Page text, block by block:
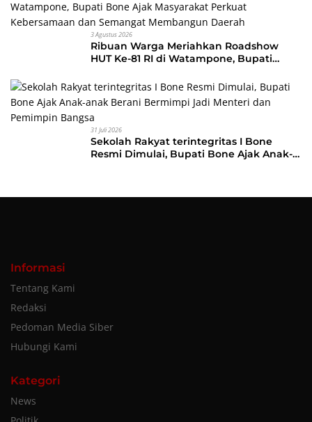
3 Agustus 2026
Ribuan Warga Meriahkan Roadshow
HUT Ke-81 RI di Watampone, Bupati
Kebersamaan dan Semangat
Membangun Daerah
31 Juli 2026
Sekolah Rakyat terintegritas I Bone
Resmi Dimulai, Bupati Bone Ajak Anak-
Informasi
Tentang Kami
Redaksi
Pedoman Media Siber
Hubungi Kami
Kategori
News